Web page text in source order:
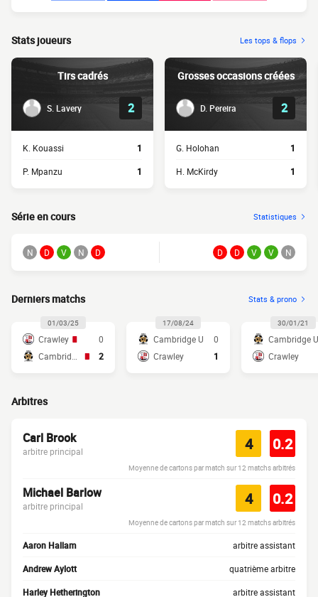
Stats joueurs Les tops & flops
Tirs cadrés
S. Lavery 2
K. Kouassi 1
P. Mpanzu 1
Grosses occasions créées
D. Pereira 2
G. Holohan 1
H. McKirdy 1
Série en cours Statistiques
N D V N D D D V V N
Derniers matchs Stats & prono
01/03/25
Crawley
0
2
17/08/24
Cambridge U
0
Crawley
1
30/01/21
Cambridge U
Crawley
Arbitres
Carl Brook
arbitre principal 4 0.2
Moyenne de cartons par match sur 12 matchs arbitrés
Michael Barlow
arbitre principal 4 0.2
Moyenne de cartons par match sur 12 matchs arbitrés
Aaron Hallam arbitre assistant
Andrew Aylott quatrième arbitre
Harley Hetherington arbitre assistant